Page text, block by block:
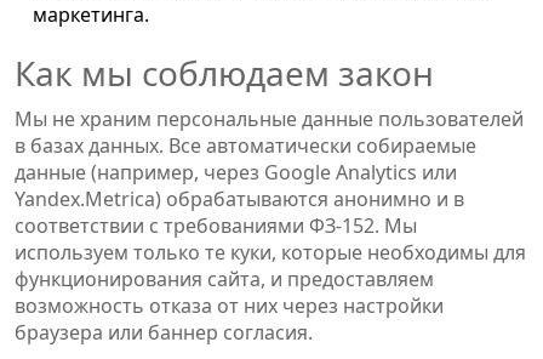
маркетинга.
Как мы соблюдаем закон
Мы не храним персональные данные пользователей
в базах данных. Все автоматически собираемые
данные (например, через Google Analytics или
Yandex.Metrica) обрабатываются анонимно и в
соответствии с требованиями ФЗ-152. Мы
используем только те куки, которые необходимы для
функционирования сайта, и предоставляем
возможность отказа от них через настройки
браузера или баннер согласия.